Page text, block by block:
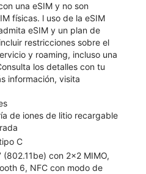
una eSIM y no son
físicas. l uso de la eSIM
eSIM y un plan de
restricciones sobre el
y roaming, incluso una
los detalles con tu
información, visita
de iones de litio recargable
C
(802.11be) con 2x2 MIMO,
6, NFC con modo de